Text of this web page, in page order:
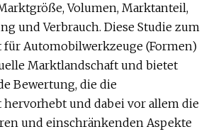
Volumen, Marktanteil,
und Verbrauch. Diese Studie zum
Automobilwerkzeuge (Formen)
Marktlandschaft und bietet
Bewertung, die die
und dabei vor allem die
und einschränkenden Aspekte